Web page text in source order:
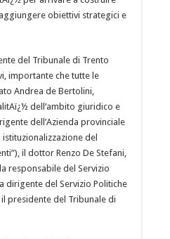
obiettivi strategici e
del Tribunale di Trento
importante che tutte le
Andrea de Bertolini,
dell’ambito giuridico e
dell’Azienda provinciale
istituzionalizzazione del
il dottor Renzo De Stefani,
responsabile del Servizio
dirigente del Servizio Politiche
presidente del Tribunale di